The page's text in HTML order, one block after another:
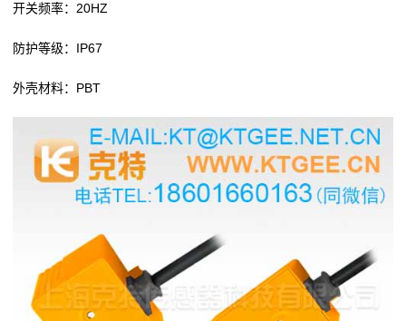
开关频率：20HZ
防护等级：IP67
外壳材料：PBT